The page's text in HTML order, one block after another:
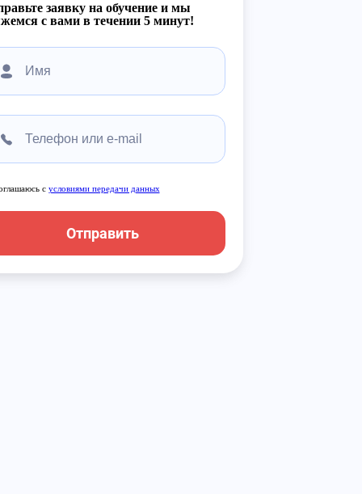
заявку на обучение и мы
с вами в течении 5 минут!
с условиями передачи данных
Отправить